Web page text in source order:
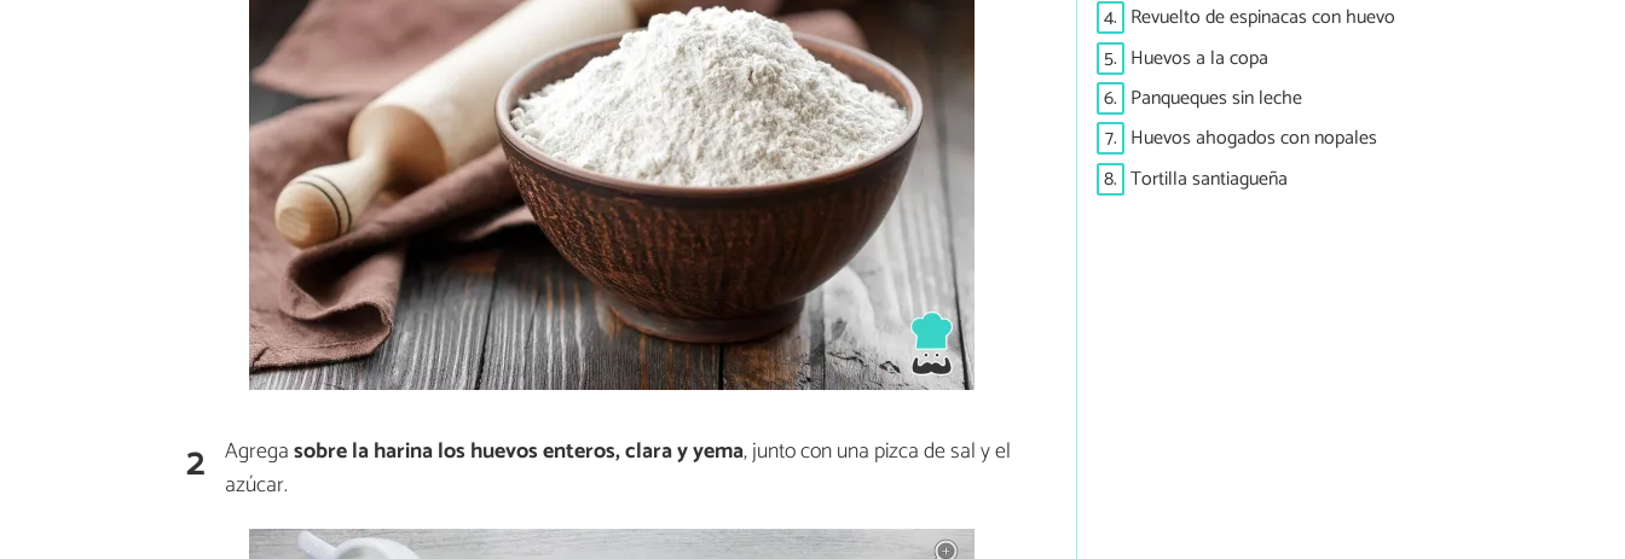
2 Agregasobre la harina los huevos enteros, clara y yema, junto con una pizca de sal y el
azúcar.
4. Revuelto de espinacas con huevo
5. Huevos a la copa
6. Panqueques sin leche
7. Huevos ahogados con nopales
8. Tortilla santiagueña